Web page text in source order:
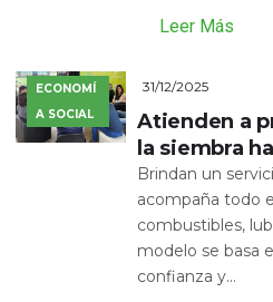
Leer Más
ECONOMÍ
A SOCIAL
31/12/2025
Atienden a
la siembra
Brindan un
acompaña todo
combustibles,
modelo se basa
confianza y...